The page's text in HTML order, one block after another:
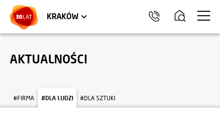
KRAKÓW
TRÓJMIASTO
LOKALE USŁUGOWE
AKTUALNOŚCI
#FIRMA #DLA LUDZI #DLA SZTUKI